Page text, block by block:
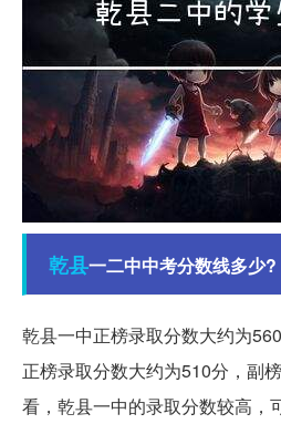
乾县一二中中考分数线多少?
乾县一中正榜录取分数大约为
正榜录取分数大约为510分，副
看，乾县一中的录取分数较高，